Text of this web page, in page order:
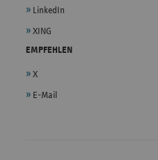
LinkedIn
XING
EMPFEHLEN
X
E-Mail